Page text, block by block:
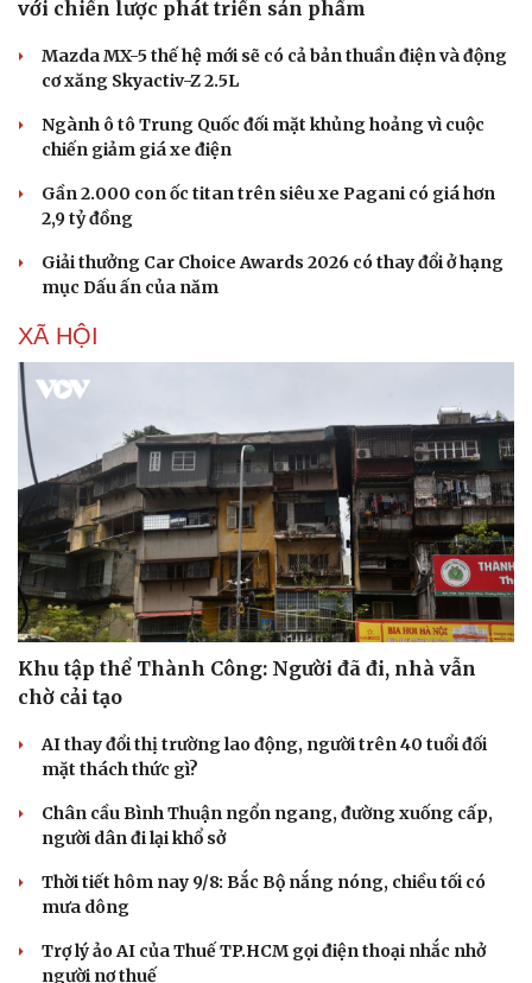
Văn hóa
Sân khấu - Điện ảnh
Văn học
Âm nhạc
Di sản
Giải trí
với chiến lược phát triển sản phẩm
Mazda MX-5 thế hệ mới sẽ có cả bản thuần điện và động
cơ xăng Skyactiv-Z 2.5L
Ngành ô tô Trung Quốc đối mặt khủng hoảng vì cuộc
chiến giảm giá xe điện
Gần 2.000 con ốc titan trên siêu xe Pagani có giá hơn
2,9 tỷ đồng
Giải thưởng Car Choice Awards 2026 có thay đổi ở hạng
mục Dấu ấn của năm
XÃ HỘI
Khu tập thể Thành Công: Người đã đi, nhà vẫn
chờ cải tạo
AI thay đổi thị trường lao động, người trên 40 tuổi đối
mặt thách thức gì?
Chân cầu Bình Thuận ngổn ngang, đường xuống cấp,
người dân đi lại khổ sở
Thời tiết hôm nay 9/8: Bắc Bộ nắng nóng, chiều tối có
mưa dông
Trợ lý ảo AI của Thuế TP.HCM gọi điện thoại nhắc nhở
người nợ thuế